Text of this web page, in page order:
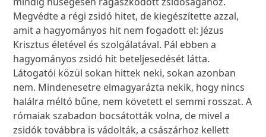
Megvédte a régi zsidó hitet, de kiegészítette azzal,
amit a hagyományos hit nem fogadott el: Jézus
Krisztus életével és szolgálatával. Pál ebben a
hagyományos zsidó hit beteljesedését látta.
Látogatói közül sokan hittek neki, sokan azonban
nem. Mindenesetre elmagyarázta nekik, hogy nincs
halálra méltó bűne, nem követett el semmi rosszat. A
rómaiak szabadon bocsátották volna, de mivel a
zsidók továbbra is vádolták, a császárhoz kellett